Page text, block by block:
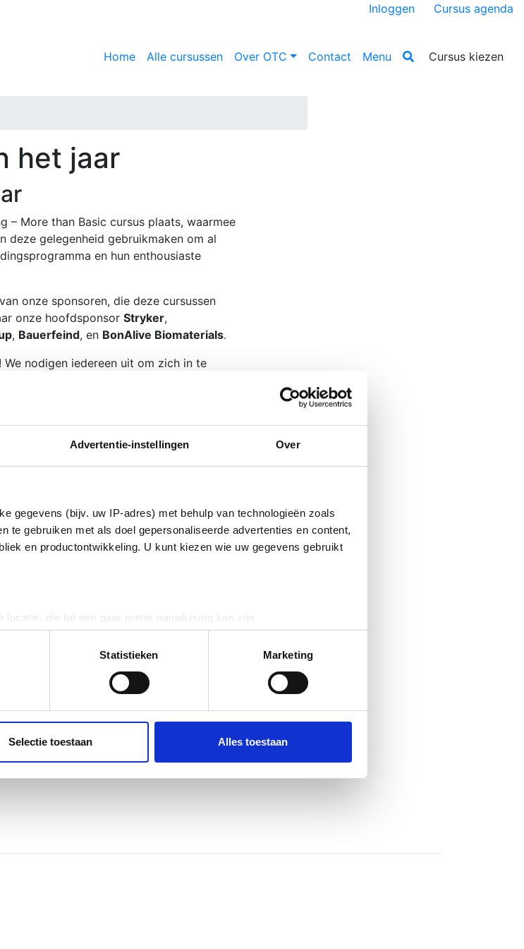
Advertentie-instellingen Over
gegevens (bijv. uw IP-adres) met behulp van technologieën zoals
te gebruiken met als doel gepersonaliseerde advertenties en content,
en productontwikkeling. U kunt kiezen wie uw gegevens gebruikt
locatie, die tot een paar meter nauwkeurig kan zijn
op specifieke eigenschappen (fingerprinting)
verwerkt en stel uw voorkeuren in het
detailgedeeltein. U kunt uw
de Cookieverklaring.
over uw gebruik van onze site met onze partners voor social
deze gegevens combineren met andere informatie die u aan ze heeft
Statistieken Marketing
Selectie toestaan Alles toestaan
Inloggen Cursus agenda
Home Alle cursussen Over OTC Contact Menu Cursus kiezen
het jaar
– More than Basic cursus plaats, waarmee
deze gelegenheid gebruikmaken om al
en hun enthousiaste
onze sponsoren, die deze cursussen
onze hoofdsponsor Stryker,
, Bauerfeind, en BonAlive Biomaterials.
nodigen iedereen uit om zich in te
opleidingen.
zal brengen!
met ons op voor meer
Cursus OTC I - Gesloten
Fractuurbehandeling
Cursus OTC II - Operatieve
Cursus OTC III – Operatieve
Linkedin